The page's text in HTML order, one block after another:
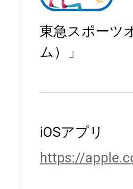
東急スポーツ
ム）」
iOSアプリ
https://